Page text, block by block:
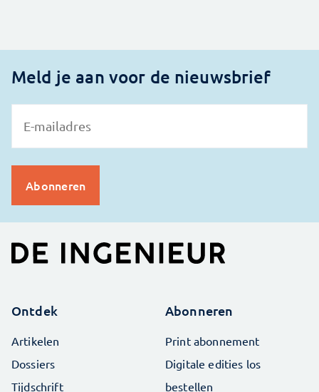
Meld je aan voor de nieuwsbrief
Ontdek
Artikelen
Dossiers
Tijdschrift
Abonneren
Print abonnement
Digitale edities los
bestellen